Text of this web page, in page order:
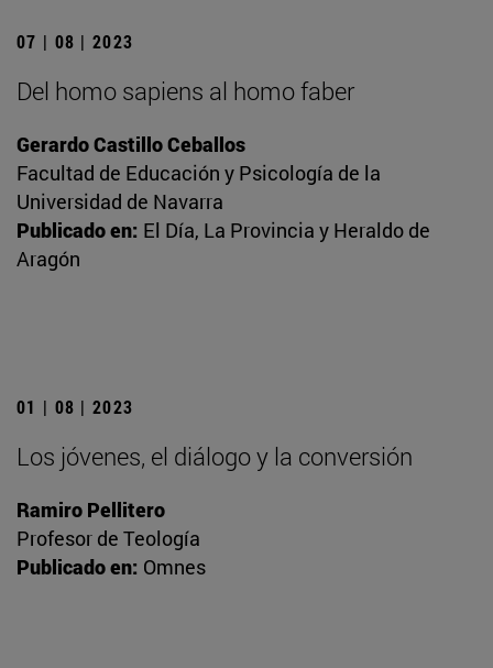
07 | 08 | 2023
Del homo sapiens al homo faber
Gerardo Castillo Ceballos
Facultad de Educación y Psicología de la
Universidad de Navarra
Publicado en: El Día, La Provincia y Heraldo de
Aragón
01 | 08 | 2023
Los jóvenes, el diálogo y la conversión
Ramiro Pellitero
Profesor de Teología
Publicado en: Omnes